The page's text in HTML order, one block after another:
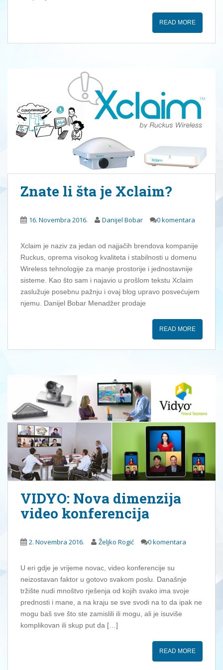
READ MORE
Znate li šta je Xclaim?
16. Novembra 2016. Danijel Bobar 0 komentara
Xclaim je naziv za jedan od najjačih brendova kompanije
Ruckus, oprema visokog kvaliteta i stabilnosti u domenu
Wireless tehnologije za manje prostorije i jednostavnije
sisteme. Kao što sam i najavio u prošlom tekstu Xclaim
zaslužuje posebnu pažnju i ovaj blog upravo posvećujem
njemu. Danijel Bobar Menadžer prodaje
READ MORE
VIDYO: Nova dimenzija
video konferencija
2. Novembra 2016. Željko Rogić 0 komentara
U eri gdje je vrijeme novac, video konferencije su
neizostavan faktor u gotovo svakom poslu. Današnje
tržište nudi mnoštvo rješenja od kojih svako ima svoje
prednosti i mane, a na kraju se sve svodi na to da ipak ne
mogu baš sve što ste zamislili ili mogu, ali je isuviše
komplikovan ili skup put da […]
READ MORE